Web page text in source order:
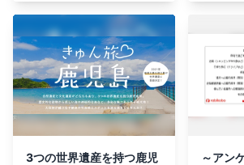
3つの世界遺産を持つ鹿児
～アン